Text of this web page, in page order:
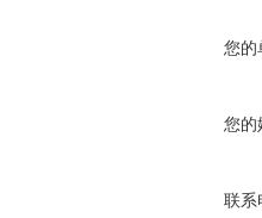
您的
您的
联系